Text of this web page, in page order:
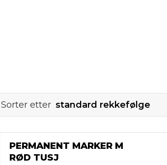
Sorter etter
PERMANENT MARKER M
RØD TUSJ